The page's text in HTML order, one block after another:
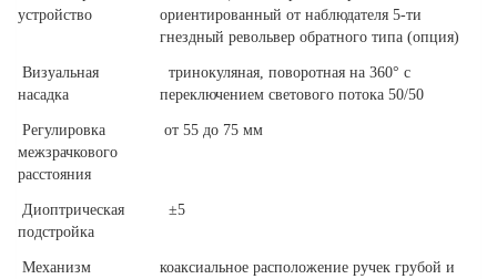
устройство
ориентированный от наблюдателя 5-ти
гнездный револьвер обратного типа (опция)
Визуальная
насадка
тринокуляная, поворотная на 360° с
переключением светового потока 50/50
Регулировка
межзрачкового
расстояния
от 55 до 75 мм
Диоптрическая
подстройка
±5
Механизм
коаксиальное расположение ручек грубой и